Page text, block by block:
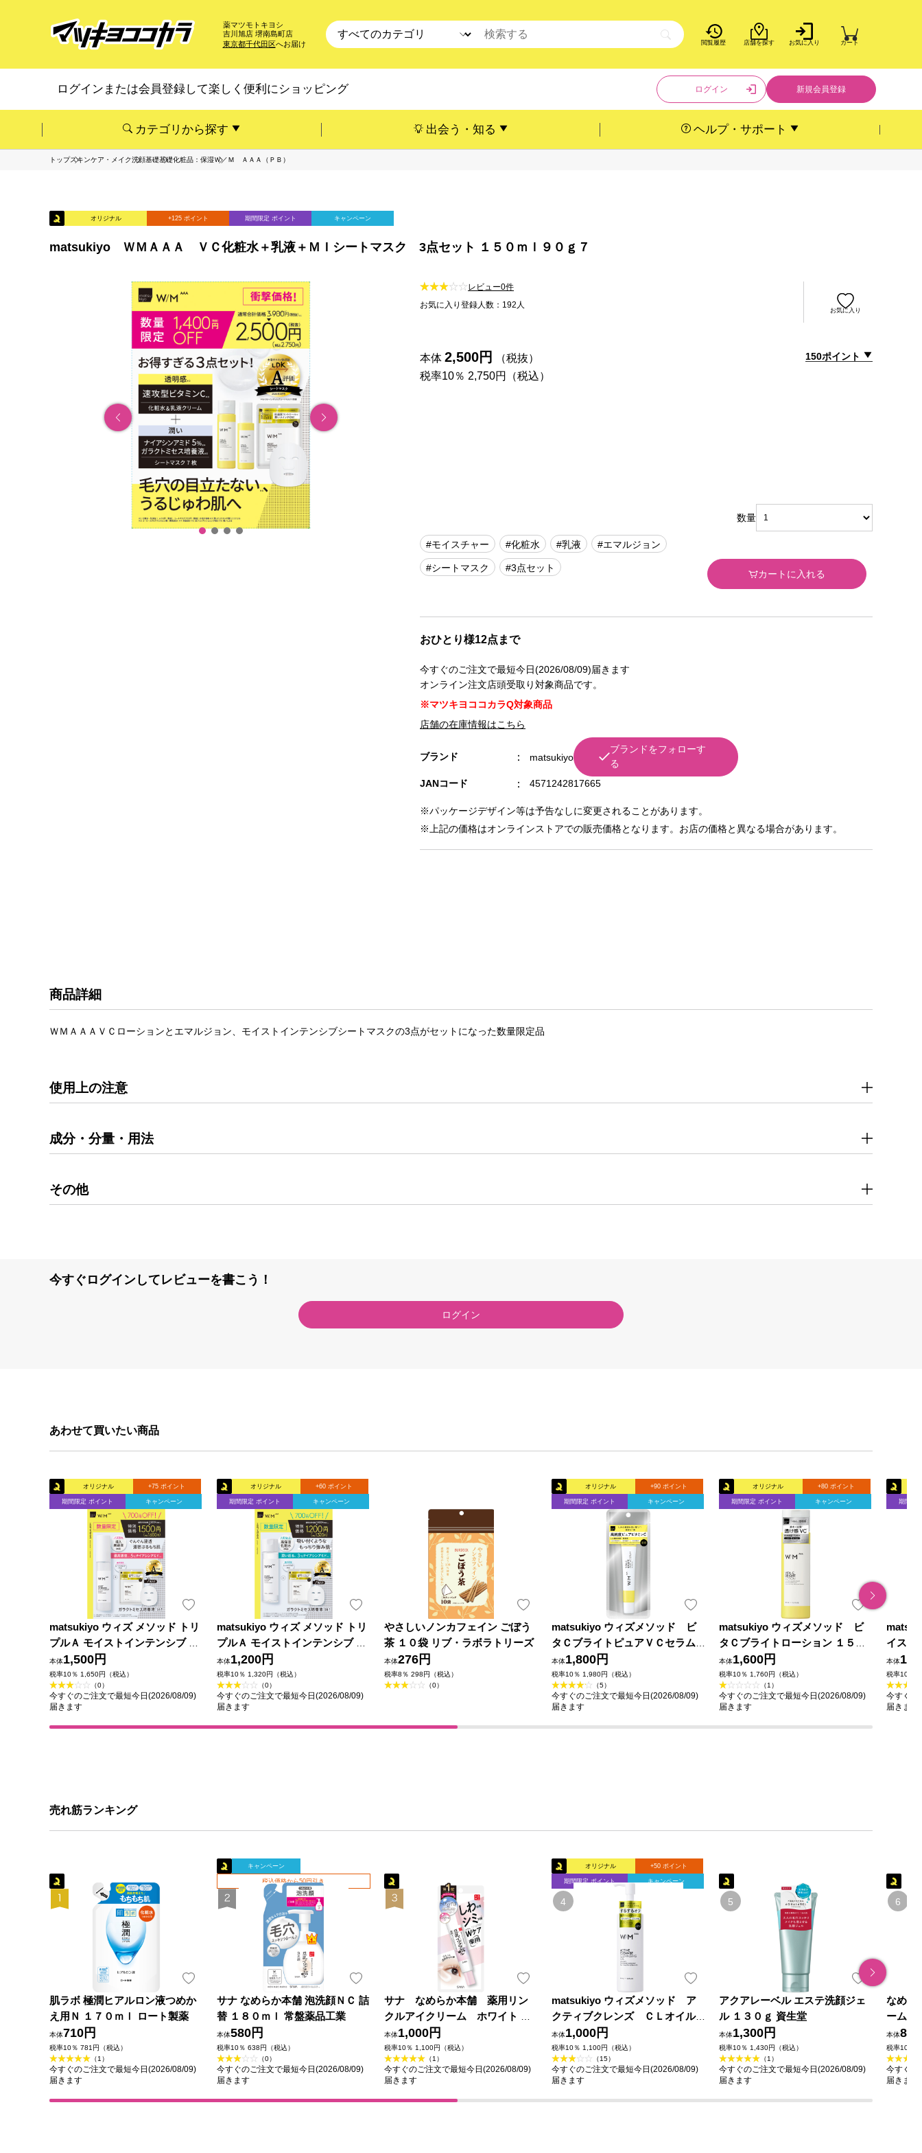
薬マツモトキヨシ
吉川旭店 堺南島町店
東京都千代田区へお届け 閲覧履歴 店舗を探す お気に入り カート
ログインまたは会員登録して楽しく便利にショッピング ログイン 新規会員登録
カテゴリから探す 出会う・知る ヘルプ・サポート
トップスキンケア・メイク洗顔基礎基礎化粧品：保湿Ｗ／Ｍ ＡＡＡ（ＰＢ）
オリジナル +125 ポイント 期間限定 ポイント キャンペーン
matsukiyo ＷＭＡＡＡ ＶＣ化粧水＋乳液＋ＭＩシートマスク 3点セット １５０ｍｌ９０ｇ７
レビュー0件
お気に入り登録人数：192人
お気に入り
本体 2,500円
（税抜）
税率10％ 2,750円（税込）
150ポイント
#モイスチャー #化粧水 #乳液 #エマルジョン
#シートマスク #3点セット
おひとり様12点まで
今すぐのご注文で最短今日(2026/08/09)届きます
オンライン注文店頭受取り対象商品です。
※マツキヨココカラQ対象商品
店舗の在庫情報はこちら
ブランド matsukiyo
ブランドをフォローす
る
JANコード
4571242817665
※パッケージデザイン等は予告なしに変更されることがあります。
※上記の価格はオンラインストアでの販売価格となります。お店の価格と異なる場合があります。
数量
カートに入れる
商品詳細
ＷＭＡＡＡＶＣローションとエマルジョン、モイストインテンシブシートマスクの3点がセットになった数量限定品
使用上の注意
成分・分量・用法
その他
今すぐログインしてレビューを書こう！
ログイン
あわせて買いたい商品
オリジナル +75 ポイント
期間限定 ポイント キャンペーン
matsukiyo ウィズ メソッド トリ
プルＡ モイストインテンシブ ブ
ーストセラム+シートマスク ６０
ｍｌ＋７枚
本体1,500円
税率10％ 1,650円（税込）
（0）
今すぐのご注文で最短今日(2026/08/09)
届きます
オリジナル +60 ポイント
期間限定 ポイント キャンペーン
matsukiyo ウィズ メソッド トリ
プルＡ モイストインテンシブ ロ
ーション+シートマスク １５０ｍ
ｌ＋７枚
本体1,200円
税率10％ 1,320円（税込）
（0）
今すぐのご注文で最短今日(2026/08/09)
届きます
やさしいノンカフェイン ごぼう
茶 １０袋 リブ・ラボラトリーズ
本体276円
税率8％ 298円（税込）
（0）
オリジナル +90 ポイント
期間限定 ポイント キャンペーン
matsukiyo ウィズメソッド ビ
タＣブライトピュアＶＣセラム
２１ｍｌ (医薬部外品)
本体1,800円
税率10％ 1,980円（税込）
（5）
今すぐのご注文で最短今日(2026/08/09)
届きます
オリジナル +80 ポイント
期間限定 ポイント キャンペーン
matsukiyo ウィズメソッド ビ
タＣブライトローション １５０
ｍｌ
本体1,600円
税率10％ 1,760円（税込）
（1）
今すぐのご注文で最短今日(2026/08/09)
届きます
期間限
イスト
ラム
本体
税率10％
今すぐの
届きます
売れ筋ランキング
肌ラボ 極潤ヒアルロン液つめか
え用Ｎ １７０ｍｌ ロート製薬
本体710円
税率10％ 781円（税込）
（1）
今すぐのご注文で最短今日(2026/08/09)
届きます
キャンペーン
税込価格から50円引き
サナ なめらか本舗 泡洗顔ＮＣ 詰
替 １８０ｍｌ 常盤薬品工業
本体580円
税率10％ 638円（税込）
（0）
今すぐのご注文で最短今日(2026/08/09)
届きます
サナ なめらか本舗 薬用リン
クルアイクリーム ホワイト ２
０ｇ 常盤薬品工業 (医薬部外品)
本体1,000円
税率10％ 1,100円（税込）
（1）
今すぐのご注文で最短今日(2026/08/09)
届きます
オリジナル +50 ポイント
期間限定 ポイント キャンペーン
matsukiyo ウィズメソッド ア
クティブクレンズ ＣＬオイル
１５０ｍｌ
本体1,000円
税率10％ 1,100円（税込）
（15）
今すぐのご注文で最短今日(2026/08/09)
届きます
アクアレーベル エステ洗顔ジェ
ル １３０ｇ 資生堂
本体1,300円
税率10％ 1,430円（税込）
（1）
今すぐのご注文で最短今日(2026/08/09)
届きます
なめら
ーム N
本体
税率10％
今すぐの
届きます